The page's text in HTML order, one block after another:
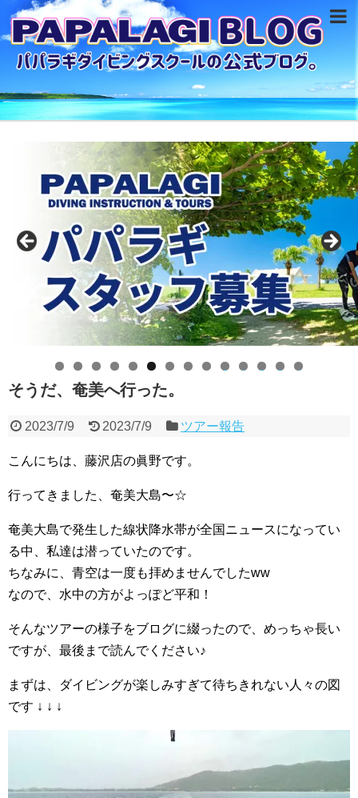
0 1 2 3 4
そうだ、奄美へ行った。
2023/7/9 2023/7/9 ツアー報告
こんにちは、藤沢店の眞野です。
行ってきました、奄美大島〜☆
奄美大島で発生した線状降水帯が全国ニュースになってい
る中、私達は潜っていたのです。
ちなみに、青空は一度も拝めませんでしたww
なので、水中の方がよっぽど平和！
そんなツアーの様子をブログに綴ったので、めっちゃ長い
ですが、最後まで読んでください♪
まずは、ダイビングが楽しみすぎて待ちきれない人々の図
です ↓ ↓ ↓